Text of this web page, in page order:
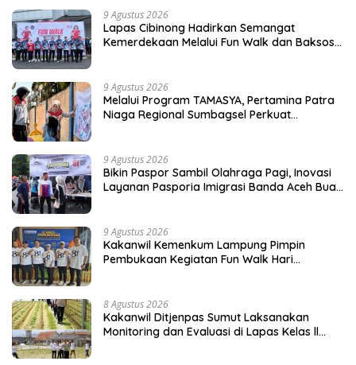
9 Agustus 2026
Lapas Cibinong Hadirkan Semangat
Kemerdekaan Melalui Fun Walk dan Baksos
9 Agustus 2026
Melalui Program TAMASYA, Pertamina Patra
Niaga Regional Sumbagsel Perkuat
9 Agustus 2026
Bikin Paspor Sambil Olahraga Pagi, Inovasi
Layanan Pasporia Imigrasi Banda Aceh Buat
9 Agustus 2026
Kakanwil Kemenkum Lampung Pimpin
Pembukaan Kegiatan Fun Walk Hari
8 Agustus 2026
Kakanwil Ditjenpas Sumut Laksanakan
Monitoring dan Evaluasi di Lapas Kelas ll